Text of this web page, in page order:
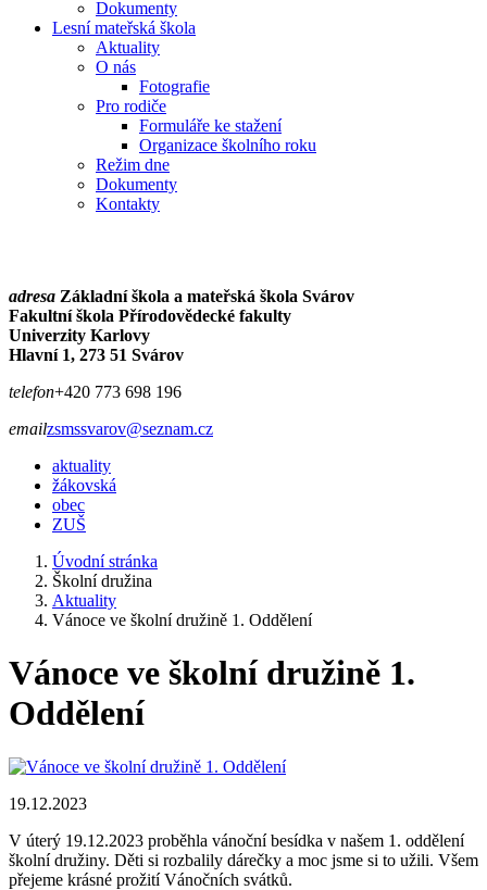
Dokumenty
Lesní mateřská škola
Aktuality
O nás
Fotografie
Pro rodiče
Formuláře ke stažení
Organizace školního roku
Režim dne
Dokumenty
Kontakty
adresa Základní škola a mateřská škola Svárov
Fakultní škola Přírodovědecké fakulty
Univerzity Karlovy
Hlavní 1, 273 51 Svárov
telefon+420 773 698 196
emailzsmssvarov@seznam.cz
aktuality
žákovská
obec
ZUŠ
Úvodní stránka
Školní družina
Aktuality
Vánoce ve školní družině 1. Oddělení
Vánoce ve školní družině 1.
Oddělení
19.12.2023
V úterý 19.12.2023 proběhla vánoční besídka v našem 1. oddělení
školní družiny. Děti si rozbalily dárečky a moc jsme si to užili. Všem
přejeme krásné prožití Vánočních svátků.